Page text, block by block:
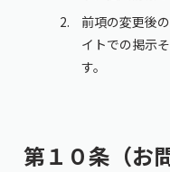
前項の変更後
イトでの掲示
す。
第１０条（お